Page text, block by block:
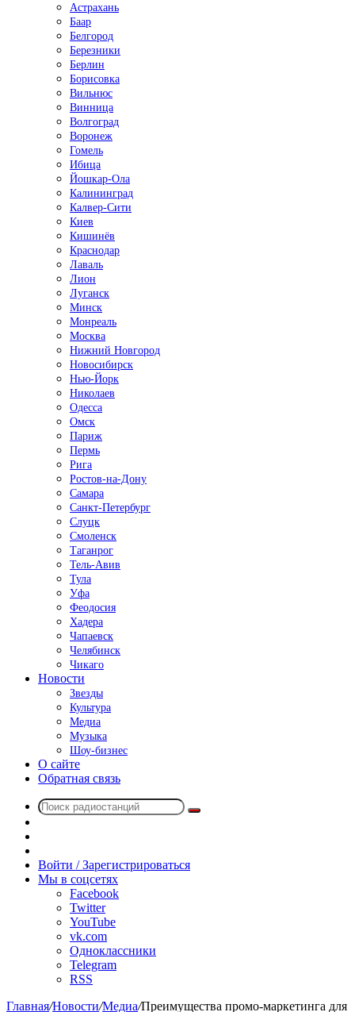
Астрахань
Баар
Белгород
Березники
Берлин
Борисовка
Вильнюс
Винница
Волгоград
Воронеж
Гомель
Ибица
Йошкар-Ола
Калининград
Калвер-Сити
Киев
Кишинёв
Краснодар
Лаваль
Лион
Луганск
Минск
Монреаль
Москва
Нижний Новгород
Новосибирск
Нью-Йорк
Николаев
Одесса
Омск
Париж
Пермь
Рига
Ростов-на-Дону
Самара
Санкт-Петербург
Слуцк
Смоленск
Таганрог
Тель-Авив
Тула
Уфа
Феодосия
Хадера
Чапаевск
Челябинск
Чикаго
Новости
Звезды
Культура
Медиа
Музыка
Шоу-бизнес
О сайте
Обратная связь
Поиск
радио
Войти / Зарегистрироваться
Мы в соцсетях
Facebook
Twitter
YouTube
vk.com
Одноклассники
Telegram
RSS
Главная/Новости/Медиа/Преимущества промо-маркетинга для